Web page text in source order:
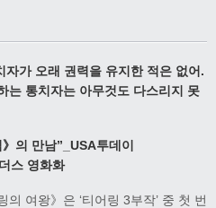
자가 오래 권력을 유지한 적은 없어 .
는 통치자는 아무것도 다스리지 못
》 의 만남”_USA투데이
스 영화화
여왕》은 ‘티어링 3부작’ 중 첫 번